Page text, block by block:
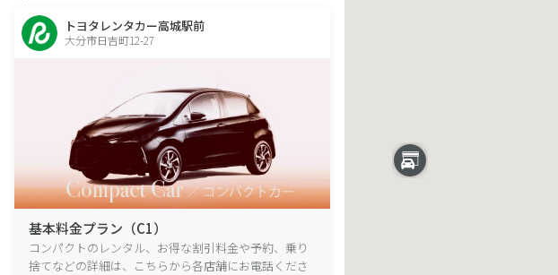
トヨタレンタカー高城駅前
大分市日吉町12-27
基本料金プラン（C1）
コンパクトのレンタル、お得な割引料金や予約、乗り
捨てなどの詳細は、こちらから各店舗にお電話くださ